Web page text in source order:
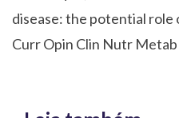
disease: the potential
Curr Opin Clin Nutr